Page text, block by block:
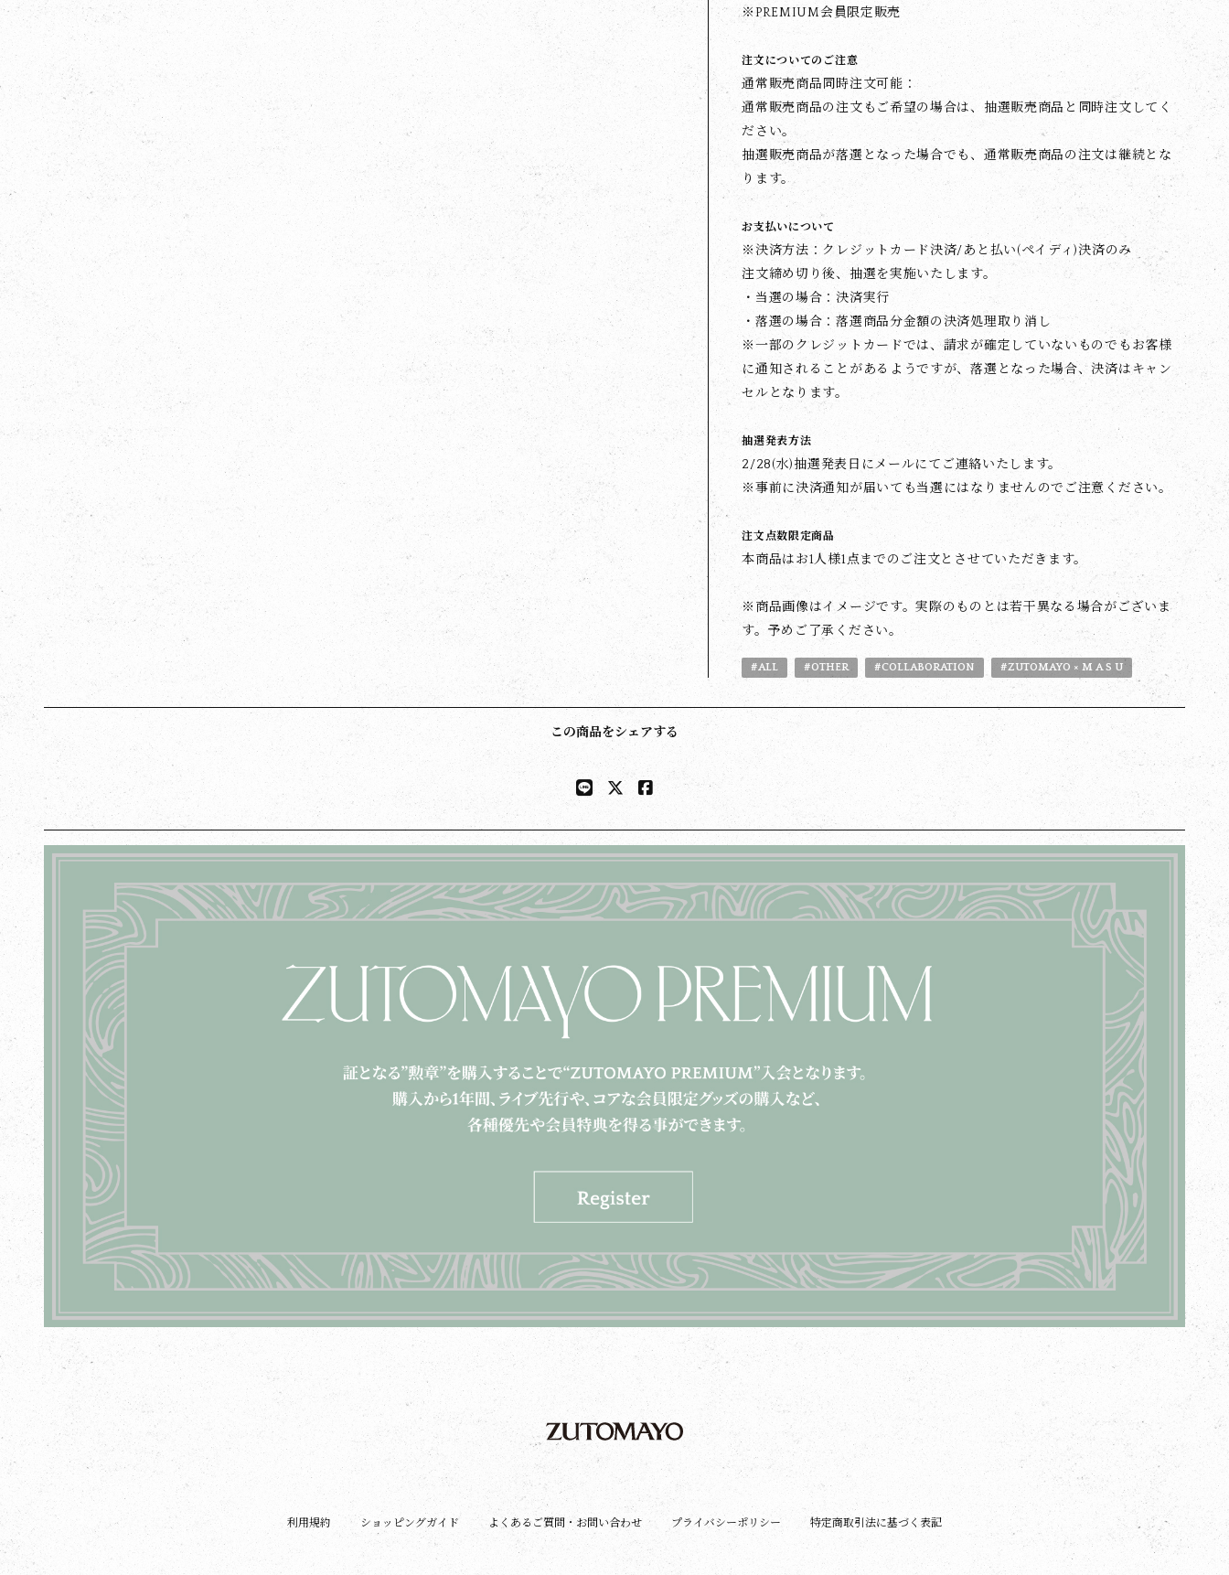
※PREMIUM会員限定販売
注文についてのご注意
通常販売商品同時注文可能：
通常販売商品の注文もご希望の場合は、抽選販売商品と同時注文してく
ださい。
抽選販売商品が落選となった場合でも、通常販売商品の注文は継続とな
ります。
お支払いについて
※決済方法：クレジットカード決済/あと払い(ペイディ)決済のみ
注文締め切り後、抽選を実施いたします。
・当選の場合：決済実行
・落選の場合：落選商品分金額の決済処理取り消し
※一部のクレジットカードでは、請求が確定していないものでもお客様
に通知されることがあるようですが、落選となった場合、決済はキャン
セルとなります。
抽選発表方法
2/28(水)抽選発表日にメールにてご連絡いたします。
※事前に決済通知が届いても当選にはなりませんのでご注意ください。
注文点数限定商品
本商品はお1人様1点までのご注文とさせていただきます。
※商品画像はイメージです。実際のものとは若干異なる場合がございま
す。予めご了承ください。
#ALL #OTHER #COLLABORATION #ZUTOMAYO × M A S U
この商品をシェアする
利用規約 ショッピングガイド よくあるご質問・お問い合わせ プライバシーポリシー 特定商取引法に基づく表記